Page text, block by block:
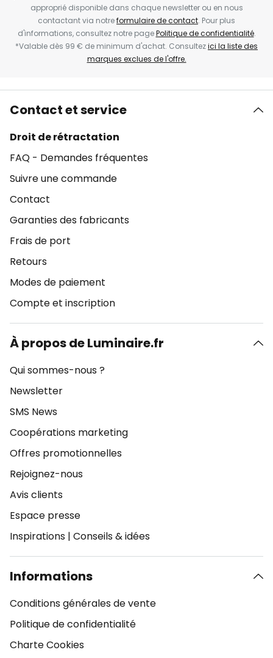
approprié disponible dans chaque newsletter ou en nous
contactant via notreformulaire de contact. Pour plus
d'informations, consultez notre pagePolitique de confidentialité.
*Valable dès 99 € de minimum d'achat. Consultezici la liste des
marques exclues de l'offre.
Contact et service
Droit de rétractation
FAQ - Demandes fréquentes
Suivre une commande
Contact
Garanties des fabricants
Frais de port
Retours
Modes de paiement
Compte et inscription
À propos de Luminaire.fr
Qui sommes-nous ?
Newsletter
SMS News
Coopérations marketing
Offres promotionnelles
Rejoignez-nous
Avis clients
Espace presse
Inspirations | Conseils & idées
Informations
Conditions générales de vente
Politique de confidentialité
Charte Cookies